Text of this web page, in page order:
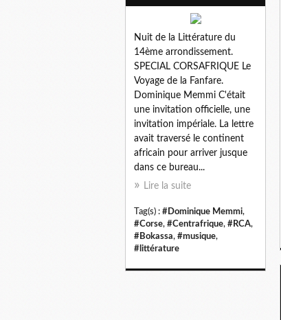
Nuit de la Littérature du
14ème arrondissement.
SPECIAL CORSAFRIQUE Le
Voyage de la Fanfare.
Dominique Memmi C'était
une invitation officielle, une
invitation impériale. La lettre
avait traversé le continent
africain pour arriver jusque
dans ce bureau...
Lire la suite
Tag(s) : #Dominique Memmi,
#Corse, #Centrafrique, #RCA,
#Bokassa, #musique,
#littérature